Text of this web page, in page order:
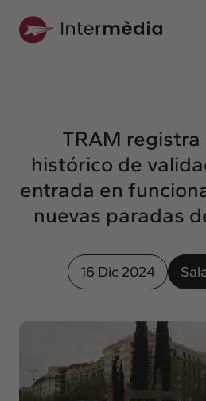
Interconexión
Nuestros servicios
Interacción
Proyectos
Intermèdia
Confidencial
Insights
Actualidad
TRAM registra
histórico de
entrada en
nuevas paradas
16 Dic 2024